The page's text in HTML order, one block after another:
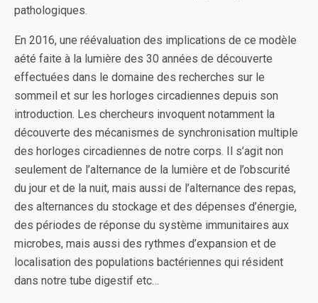
pathologiques.
En 2016, une réévaluation des implications de ce modèle
aété faite à la lumière des 30 années de découverte
effectuées dans le domaine des recherches sur le
sommeil et sur les horloges circadiennes depuis son
introduction. Les chercheurs invoquent notamment la
découverte des mécanismes de synchronisation multiple
des horloges circadiennes de notre corps. Il s’agit non
seulement de l’alternance de la lumière et de l’obscurité
du jour et de la nuit, mais aussi de l’alternance des repas,
des alternances du stockage et des dépenses d’énergie,
des périodes de réponse du système immunitaires aux
microbes, mais aussi des rythmes d’expansion et de
localisation des populations bactériennes qui résident
dans notre tube digestif etc…